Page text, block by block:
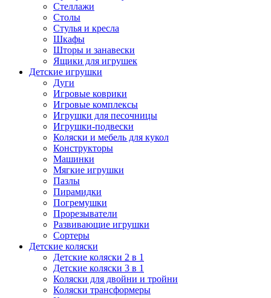
Стеллажи
Столы
Стулья и кресла
Шкафы
Шторы и занавески
Ящики для игрушек
Детские игрушки
Дуги
Игровые коврики
Игровые комплексы
Игрушки для песочницы
Игрушки-подвески
Коляски и мебель для кукол
Конструкторы
Машинки
Мягкие игрушки
Пазлы
Пирамидки
Погремушки
Прорезыватели
Развивающие игрушки
Сортеры
Детские коляски
Детские коляски 2 в 1
Детские коляски 3 в 1
Коляски для двойни и тройни
Коляски трансформеры